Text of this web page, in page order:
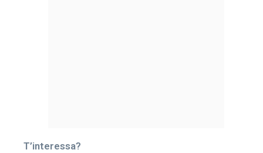
T’interessa?